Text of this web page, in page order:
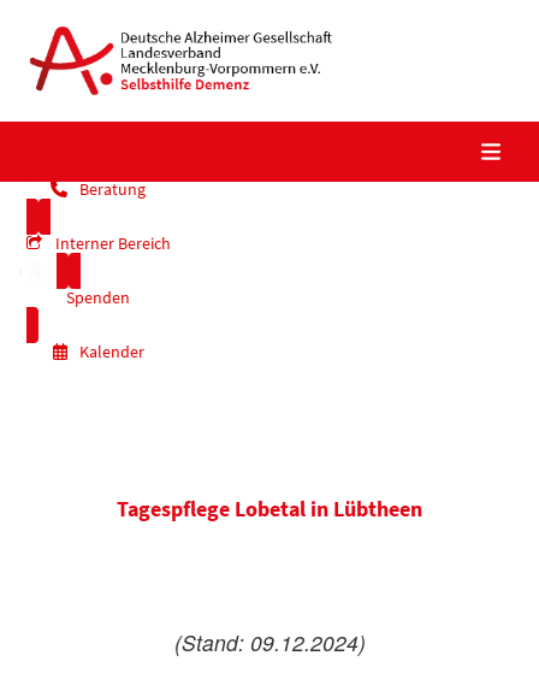
content
Beratung
Interner Bereich
Spenden
Kalender
Tagespflege Lobetal in Lübtheen
(Stand: 09.12.2024)